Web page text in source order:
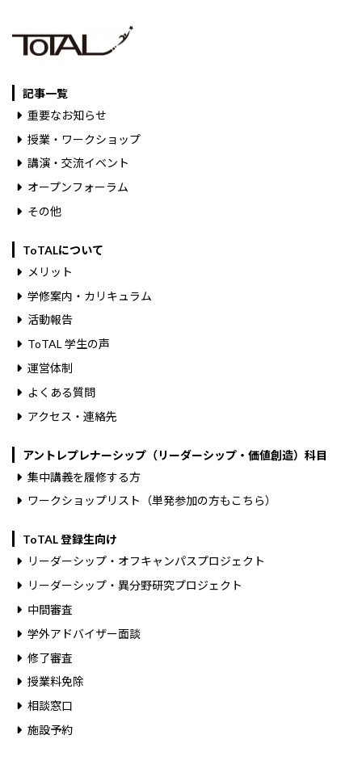
記事一覧
重要なお知らせ
授業・ワークショップ
講演・交流イベント
オープンフォーラム
その他
ToTALについて
メリット
学修案内・カリキュラム
活動報告
ToTAL 学生の声
運営体制
よくある質問
アクセス・連絡先
アントレプレナーシップ（リーダーシップ・価値創造）科目
集中講義を履修する方
ワークショップリスト（単発参加の方もこちら）
ToTAL 登録生向け
リーダーシップ・オフキャンパスプロジェクト
リーダーシップ・異分野研究プロジェクト
中間審査
学外アドバイザー面談
修了審査
授業料免除
相談窓口
施設予約